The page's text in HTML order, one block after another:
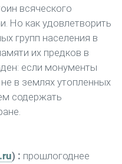
всяческого
Но как удовлетворить
групп населения в
их предков в
если монументы
в землях утопленных
содержать
) : прошлогоднее